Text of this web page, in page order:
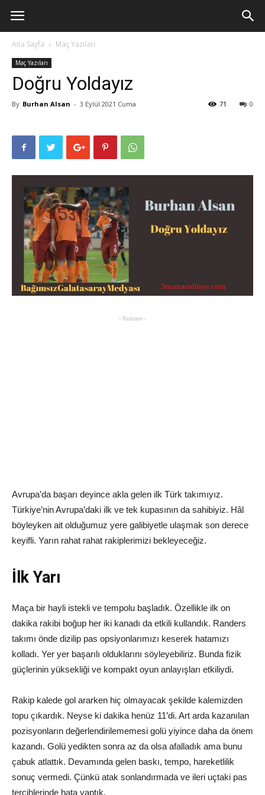
Ana Sayfa Maç Yazıları
Maç Yazıları
Doğru Yoldayız
By Burhan Alsan - 3 Eylül 2021 Cuma 0
71
- Reklam -
Avrupa’da başarı deyince akla gelen ilk Türk takımıyız.
Türkiye’nin Avrupa’daki ilk ve tek kupasının da sahibiyiz. Hâl
böyleyken ait olduğumuz yere galibiyetle ulaşmak son derece
keyifli. Yarın rahat rahat rakiplerimizi bekleyeceğiz.
İlk Yarı
Maça bir hayli istekli ve tempolu başladık. Özellikle ilk on
dakika rakibi boğup her iki kanadı da etkili kullandık. Randers
takımı önde dizilip pas opsiyonlarımızı keserek hatamızı
kolladı. Yer yer başarılı olduklarını söyleyebiliriz. Bunda fizik
güçlerinin yüksekliği ve kompakt oyun anlayışları etkiliydi.
Rakip kalede gol ararken hiç olmayacak şekilde kalemizden
topu çıkardık. Neyse ki dakika henüz 11’di. Art arda kazanılan
pozisyonların değerlendirilememesi golü yiyince daha da önem
kazandı. Golü yedikten sonra az da olsa afalladık ama bunu
çabuk atlattık. Devamında gelen baskı, tempo, hareketlilik
sonuç vermedi. Çünkü atak sonlandırmada ve ileri uçtaki pas
tercihlerinde hata yaptık.